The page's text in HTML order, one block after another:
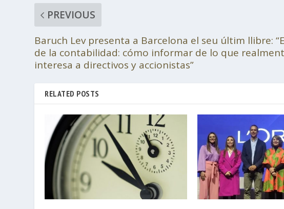
PREVIOUS
Baruch Lev presenta a Barcelona el seu últim llibre:
de la contabilidad: cómo informar de lo que
interesa a directivos y accionistas”
RELATED POSTS